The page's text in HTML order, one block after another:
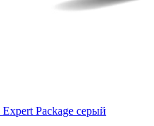
Package серый